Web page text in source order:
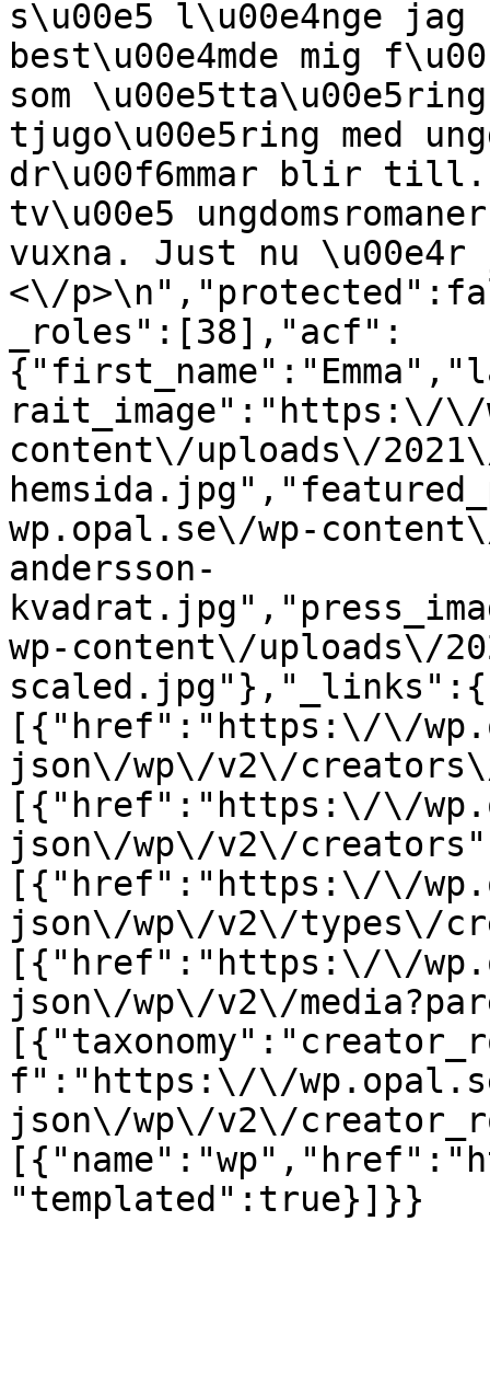
s\u00e5 l\u00e4nge jag
best\u00e4mde mig
som
tjugo\u00e5ring med
dr\u00f6mmar blir till.
tv\u00e5
vuxna. Just nu \u00e4r
<\/
_roles":[38],"acf":
rait_image":"https:\/\/
content\/uploads\/
wp.opal.se\/wp-
andersson-
wp-content\/uploads\/
[{"href":"https:\/\/
json\/wp\/v2\/
[{"href":"https:\/\/
json\/wp\/v2\/
[{"href":"https:\/\/
json\/wp\/v2\/types\/
[{"href":"https:\/\/
json\/wp\/v2\/
f":"https:\/\/
json\/wp\/v2\/
"templated":true}]}}